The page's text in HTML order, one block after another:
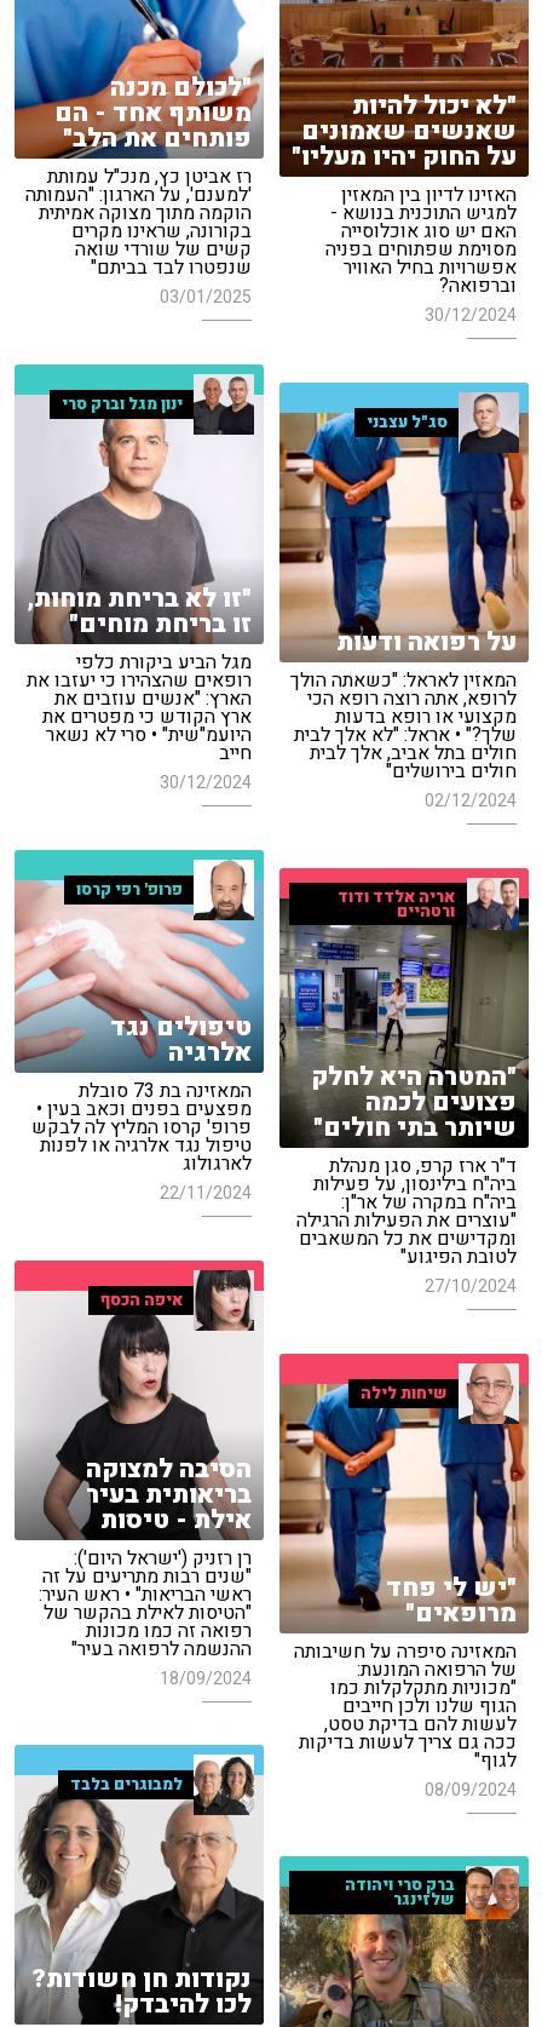
"לכולם מכנה
משותף אחד - הם
פותחים את הלב"
רז אביטן כץ, מנכ"ל עמותת
'למענם', על הארגון: "העמותה
הוקמה מתוך מצוקה אמיתית
בקורונה, שראינו מקרים
קשים של שורדי שואה
שנפטרו לבד בביתם"
03/01/2025
"לא יכול להיות
שאנשים שאמונים
על החוק יהיו מעליו"
האזינו לדיון בין המאזין
למגיש התוכנית בנושא -
האם יש סוג אוכלוסייה
מסוימת שפתוחים בפניה
אפשרויות בחיל האוויר
וברפואה?
30/12/2024
ינון מגל וברק סרי
"זו לא בריחת מוחות,
זו בריחת מוחים"
מגל הביע ביקורת כלפי
רופאים שהצהירו כי יעזבו את
הארץ: "אנשים עוזבים את
ארץ הקודש כי מפטרים את
היועמ"שית" • סרי לא נשאר
חייב
30/12/2024
סג"ל עצבני
על רפואה ודעות
המאזין לאראל: "כשאתה הולך
לרופא, אתה רוצה רופא הכי
מקצועי או רופא בדעות
שלך?" • אראל: "לא אלך לבית
חולים בתל אביב, אלך לבית
חולים בירושלים"
02/12/2024
פרופ' רפי קרסו
טיפולים נגד
אלרגיה
המאזינה בת 73 סובלת
מפצעים בפנים וכאב בעין •
פרופ' קרסו המליץ לה לבקש
טיפול נגד אלרגיה או לפנות
לארגולוג
22/11/2024
אריה אלדד ודוד
ורטהיים
"המטרה היא לחלק
פצועים לכמה
שיותר בתי חולים"
ד"ר ארז קרפ, סגן מנהלת
ביה"ח בילינסון, על פעילות
ביה"ח במקרה של אר"ן:
"עוצרים את הפעילות הרגילה
ומקדישים את כל המשאבים
לטובת הפיגוע"
27/10/2024
איפה הכסף
הסיבה למצוקה
בריאותית בעיר
אילת - טיסות
רן רזניק ('ישראל היום'):
"שנים רבות מתריעים על זה
ראשי הבריאות" • ראש העיר:
"הטיסות לאילת בהקשר של
רפואה זה כמו מכונות
ההנשמה לרפואה בעיר"
18/09/2024
שיחות לילה
"יש לי פחד
מרופאים"
המאזינה סיפרה על חשיבותה
של הרפואה המונעת:
"מכוניות מתקלקלות כמו
הגוף שלנו ולכן חייבים
לעשות להם בדיקת טסט,
ככה גם צריך לעשות בדיקות
לגוף"
08/09/2024 למבוגרים בלבד
נקודות חן חשודות?
לכו להיבדק!
ברק סרי ויהודה
שלזינגר